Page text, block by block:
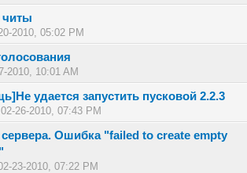
2010, 05:02 PM
0 из 5 в среднем
1 23
2010, 10:01 AM
0 из 5 в среднем
12345
удается запустить пусковой 2.2.3
02-26-2010, 07:43 PM
0 из 5 в среднем
1 23 45
сервера. Ошибка "failed to create empty
23-2010, 07:22 PM
0 из 5 в среднем